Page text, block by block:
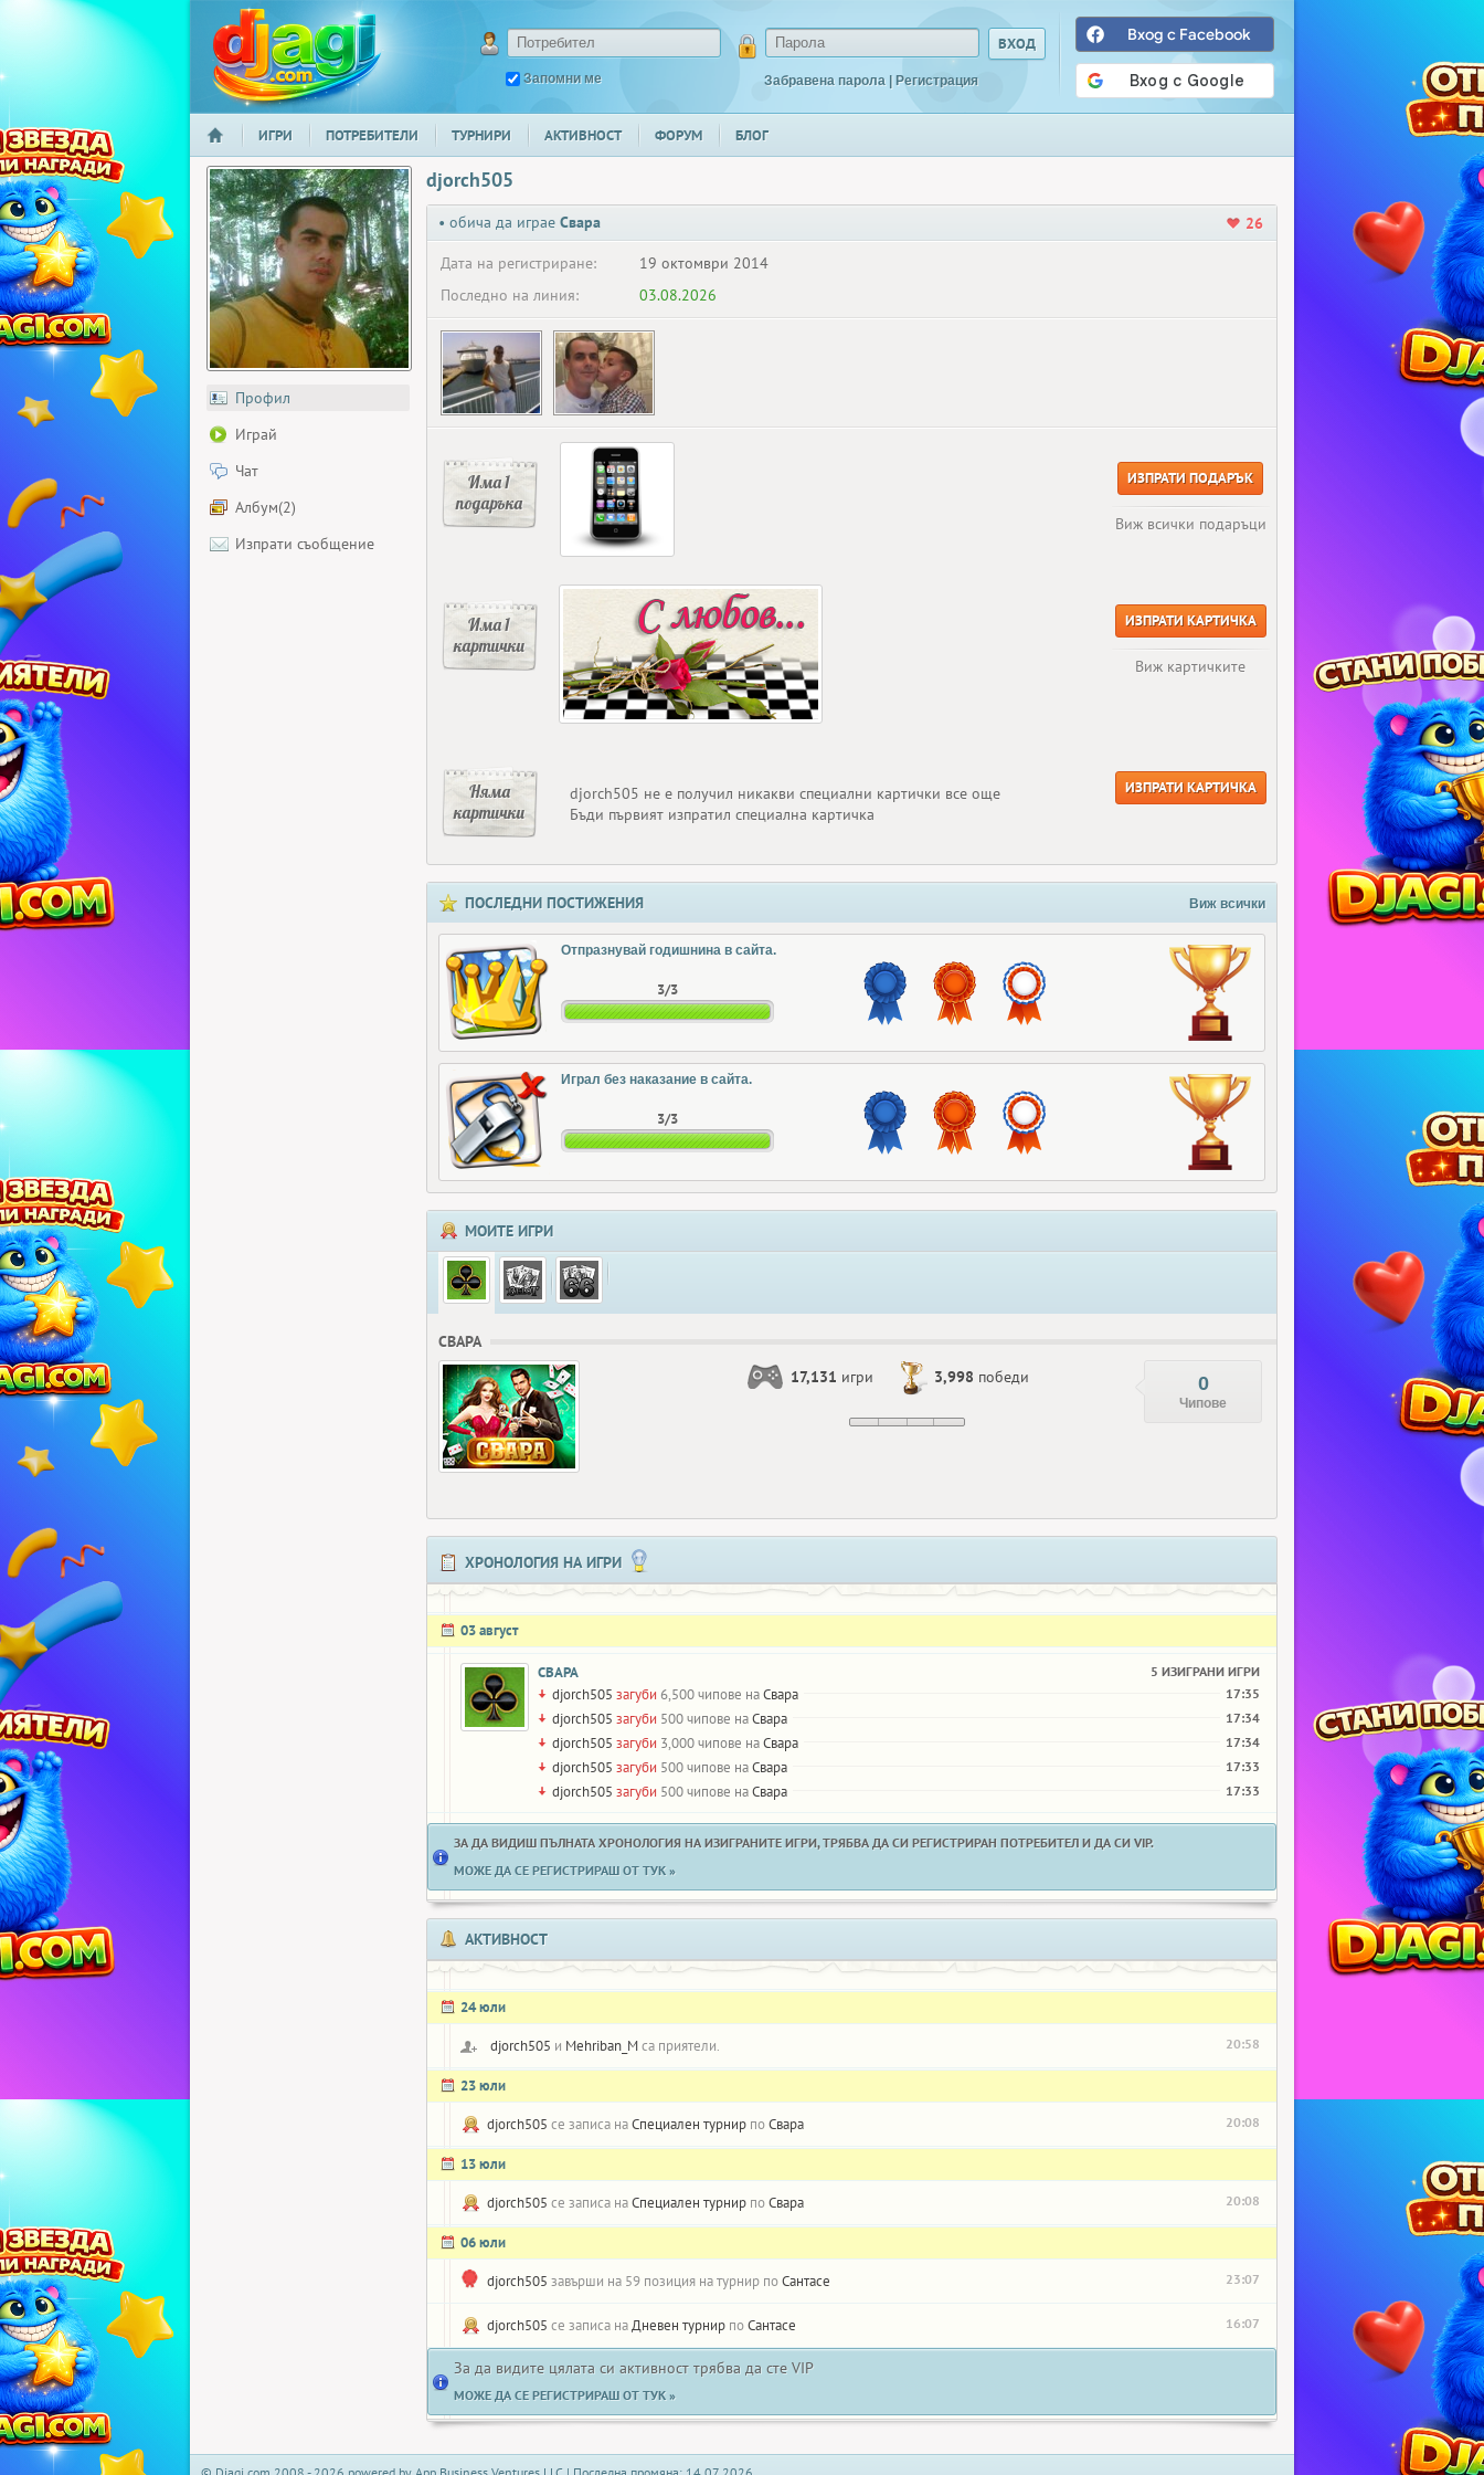
djagi.com
Запомни ме Забравена парола | Регистрация
Вход с Facebook
НАЧАЛО
ИГРИ ПОТРЕБИТЕЛИ ТУРНИРИ АКТИВНОСТ ФОРУМ БЛОГ
Профил
Играй
Чат
Албум(2)
Изпрати съобщение
djorch505
• обича да играе Свара
26
Дата на регистриране:
19 октомври 2014
Последно на линия:
03.08.2026
Има 1
подаръка
ИЗПРАТИ ПОДАРЪК
Виж всички подаръци
Има 1
картички
ИЗПРАТИ КАРТИЧКА
Виж картичките
Няма
картички
djorch505 не е получил никакви специални картички все още
Бъди първият изпратил специална картичка
ИЗПРАТИ КАРТИЧКА
ПОСЛЕДНИ ПОСТИЖЕНИЯ Виж всички
Отпразнувай годишнина в сайта.
3/3
Играл без наказание в сайта.
3/3
МОИТЕ ИГРИ
СВАРА
17,131 игри 3,998 победи 0
Чипове
ХРОНОЛОГИЯ НА ИГРИ
03 август
СВАРА 5 ИЗИГРАНИ ИГРИ
djorch505 загуби 6,500 чипове наСвара 17:35
djorch505 загуби 500 чипове наСвара 17:34
djorch505 загуби 3,000 чипове наСвара 17:34
djorch505 загуби 500 чипове наСвара 17:33
djorch505 загуби 500 чипове наСвара 17:33
ЗА ДА ВИДИШ ПЪЛНАТА ХРОНОЛОГИЯ НА ИЗИГРАНИТЕ ИГРИ, ТРЯБВА ДА СИ РЕГИСТРИРАН ПОТРЕБИТЕЛ И ДА СИ VIP.
МОЖЕ ДА СЕ РЕГИСТРИРАШ ОТ ТУК »
АКТИВНОСТ
24 юли
djorch505 и Mehriban_Mса приятели. 20:58
23 юли
djorch505 се записа наСпециален турнир поСвара 20:08
13 юли
djorch505 се записа наСпециален турнир поСвара 20:08
06 юли
djorch505 завърши на 59 позиция на турнир поСантасе 23:07
djorch505 се записа наДневен турнир поСантасе 16:07
За да видите цялата си активност трябва да сте VIP
МОЖЕ ДА СЕ РЕГИСТРИРАШ ОТ ТУК »